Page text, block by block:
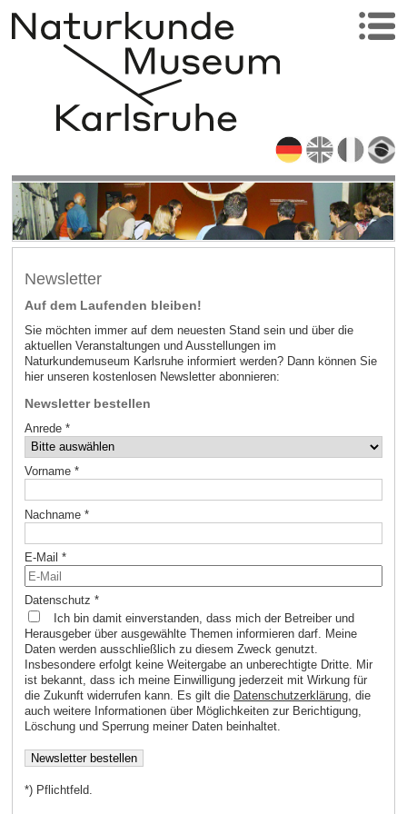
Newsletter
Auf dem Laufenden bleiben!
Sie möchten immer auf dem neuesten Stand sein und über die
aktuellen Veranstaltungen und Ausstellungen im
Naturkundemuseum Karlsruhe informiert werden? Dann können Sie
hier unseren kostenlosen Newsletter abonnieren:
Newsletter bestellen
Anrede *
Vorname *
Nachname *
E-Mail *
Datenschutz *
Ich bin damit einverstanden, dass mich der Betreiber und
Herausgeber über ausgewählte Themen informieren darf. Meine
Daten werden ausschließlich zu diesem Zweck genutzt.
Insbesondere erfolgt keine Weitergabe an unberechtigte Dritte. Mir
ist bekannt, dass ich meine Einwilligung jederzeit mit Wirkung für
die Zukunft widerrufen kann. Es gilt die Datenschutzerklärung, die
auch weitere Informationen über Möglichkeiten zur Berichtigung,
Löschung und Sperrung meiner Daten beinhaltet.
*) Pflichtfeld.